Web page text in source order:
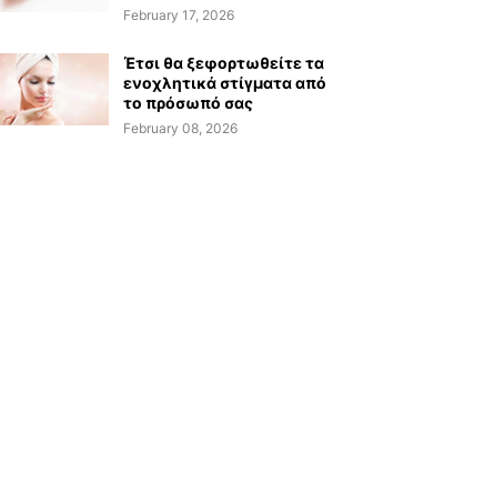
February 17, 2026
Έτσι θα ξεφορτωθείτε τα
ενοχλητικά στίγματα από
το πρόσωπό σας
February 08, 2026